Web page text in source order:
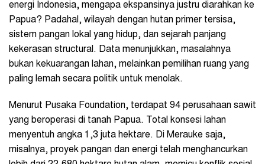
energi Indonesia, mengapa ekspansinya justru diarahkan ke
Papua? Padahal, wilayah dengan hutan primer tersisa,
sistem pangan lokal yang hidup, dan sejarah panjang
kekerasan structural. Data menunjukkan, masalahnya
bukan kekuarangan lahan, melainkan pemilihan ruang yang
paling lemah secara politik untuk menolak.
Menurut Pusaka Foundation, terdapat 94 perusahaan sawit
yang beroperasi di tanah Papua. Total konsesi lahan
menyentuh angka 1,3 juta hektare. Di Merauke saja,
misalnya, proyek pangan dan energi telah menghancurkan